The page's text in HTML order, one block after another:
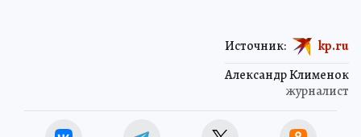
Александр Клименок
журналист
Источник: kp.ru